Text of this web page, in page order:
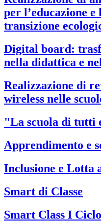
per l’educazione
transizione
Digital board:
nella didattica e
Realizzazione di
wireless nelle
"La scuola di tutti
Apprendimento e
Inclusione e Lotta
Smart di Classe
Smart Class I Ciclo